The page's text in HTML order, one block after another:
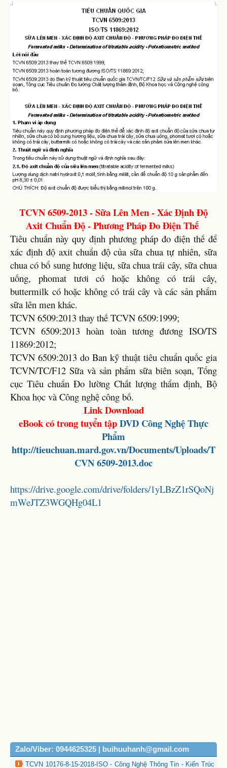
TCVN 6509-2013 - Sữa Lên Men - Xác Định Độ
Axit Chuẩn Độ - Phương Pháp Đo Điện Thế
Tiêu chuẩn này quy định phương pháp đo điện thế để
xác định độ axit chuẩn độ của sữa chua tự nhiên, sữa
chua có bổ sung hương liệu, sữa chua trái cây, sữa chua
uống, phomat tươi có hoặc không có trái cây,
buttermilk có hoặc không có trái cây và các sản phẩm
sữa lên men khác.
TCVN 6509:2013 thay thế TCVN 6509:1999;
TCVN 6509:2013 hoàn toàn tương đương ISO/TS
11869:2012;
TCVN 6509:2013 do Ban kỹ thuật tiêu chuẩn quốc gia
TCVN/TC/F12 Sữa và sản phẩm sữa biên soạn, Tổng
cục Tiêu chuẩn Đo lường Chất lượng thẩm định, Bộ
Khoa học và Công nghệ công bố.
Link Download
eBook có trong tuyển tậpDVD Công Nghệ Thực
Phẩm
http://tieuchuan.mard.gov.vn/Documents/Uploads/T
CVN 6509-2013.doc
https://drive.google.com/drive/folders/1yLBzZ1rSQoNj
mWeJTZ3WGQHg04L1
Zalo/Viber: 0944625325 | buihuuhanh@gmail.com
TCVN 10176-8-15-2018-ISO - Công Nghệ Thông Tin - Kiến Trúc